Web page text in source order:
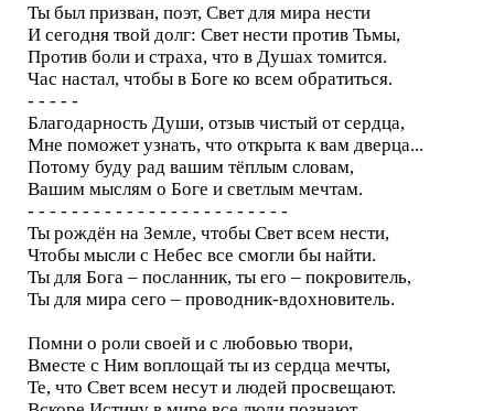
Ты был призван, поэт, Свет для мира нести
И сегодня твой долг: Свет нести против Тьмы,
Против боли и страха, что в Душах томится.
Час настал, чтобы в Боге ко всем обратиться.
- - - - -
Благодарность Души, отзыв чистый от сердца,
Мне поможет узнать, что открыта к вам дверца...
Потому буду рад вашим тёплым словам,
Вашим мыслям о Боге и светлым мечтам.
- - - - - - - - - - - - - - - - - - - - - - - -
Ты рождён на Земле, чтобы Свет всем нести,
Чтобы мысли с Небес все смогли бы найти.
Ты для Бога – посланник, ты его – покровитель,
Ты для мира сего – проводник-вдохновитель.
Помни о роли своей и с любовью твори,
Вместе с Ним воплощай ты из сердца мечты,
Те, что Свет всем несут и людей просвещают.